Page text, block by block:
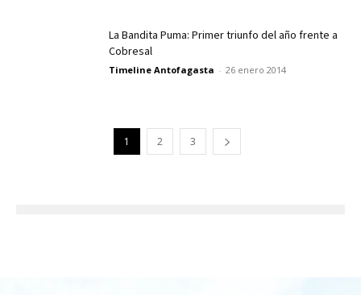
La Bandita Puma: Primer triunfo del año frente a
Cobresal
Timeline Antofagasta - 26 enero 2014
1 2 3